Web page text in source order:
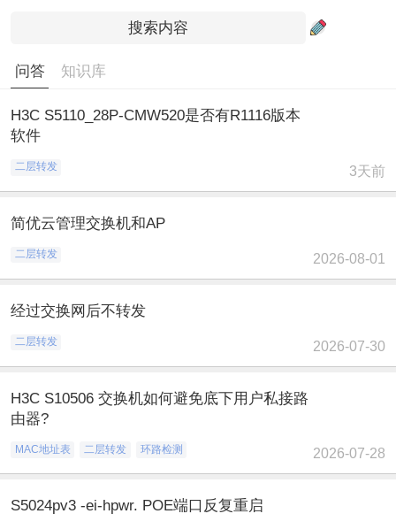
问答 知识库
H3C S5110_28P-CMW520是否有R1116版本
软件
二层转发 3天前
简优云管理交换机和AP
二层转发 2026-08-01
经过交换网后不转发
二层转发 2026-07-30
H3C S10506 交换机如何避免底下用户私接路
由器?
MAC地址表 二层转发 环路检测 2026-07-28
S5024pv3 -ei-hpwr. POE端口反复重启